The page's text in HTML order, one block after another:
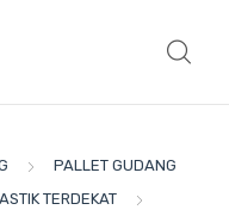
PALLET GUDANG
TERDEKAT